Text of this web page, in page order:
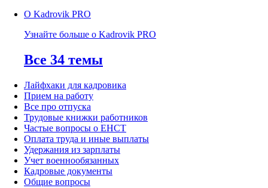
О Kadrovik PRO
Узнайте больше о Kadrovik PRO
Все 34 темы
Лайфхаки для кадровика
Прием на работу
Все про отпуска
Трудовые книжки работников
Частые вопросы о ЕНСТ
Оплата труда и иные выплаты
Удержания из зарплаты
Учет военнообязанных
Кадровые документы
Общие вопросы